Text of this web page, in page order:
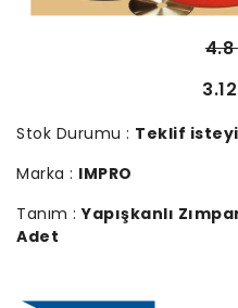
4.8
Stok Durumu : Teklif
Marka : IMPRO
Tanım :Yapışkanlı
Adet